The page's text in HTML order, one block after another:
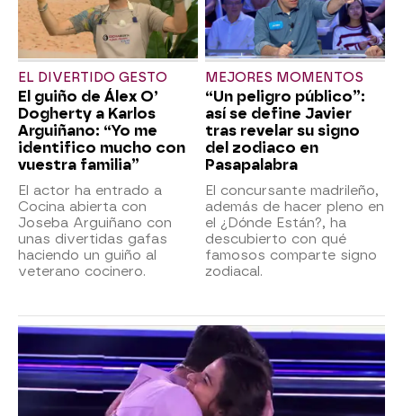
EL DIVERTIDO GESTO
El guiño de Álex O’
Dogherty a Karlos
Arguiñano: “Yo me
identifico mucho con
vuestra familia”
El actor ha entrado a
Cocina abierta con
Joseba Arguiñano con
unas divertidas gafas
haciendo un guiño al
veterano cocinero.
MEJORES MOMENTOS
“Un peligro público”:
así se define Javier
tras revelar su signo
del zodiaco en
Pasapalabra
El concursante madrileño,
además de hacer pleno en
el ¿Dónde Están?, ha
descubierto con qué
famosos comparte signo
zodiacal.